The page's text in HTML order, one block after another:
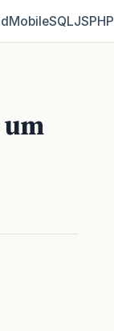
MobileSQLJSPHP